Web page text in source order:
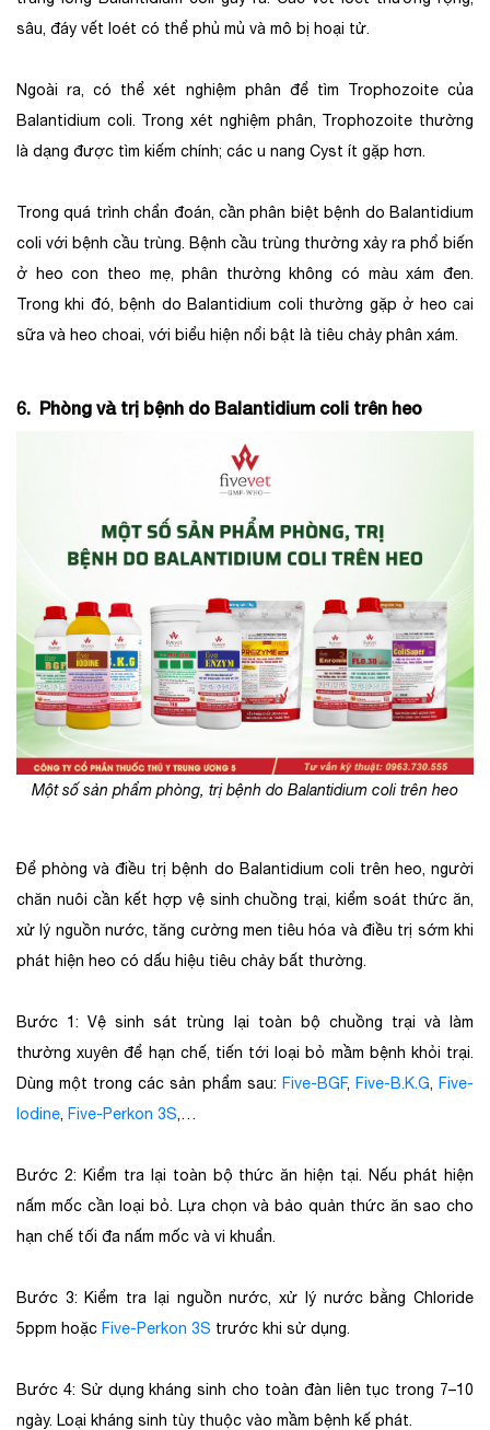
sâu, đáy vết loét có thể phủ mủ và mô bị hoại tử.
Ngoài ra, có thể xét nghiệm phân để tìm Trophozoite của
Balantidium coli. Trong xét nghiệm phân, Trophozoite thường
là dạng được tìm kiếm chính; các u nang Cyst ít gặp hơn.
Trong quá trình chẩn đoán, cần phân biệt bệnh do Balantidium
coli với bệnh cầu trùng. Bệnh cầu trùng thường xảy ra phổ biến
ở heo con theo mẹ, phân thường không có màu xám đen.
Trong khi đó, bệnh do Balantidium coli thường gặp ở heo cai
sữa và heo choai, với biểu hiện nổi bật là tiêu chảy phân xám.
6. Phòng và trị bệnh do Balantidium coli trên heo
Một số sản phẩm phòng, trị bệnh do Balantidium coli trên heo
Để phòng và điều trị bệnh do Balantidium coli trên heo, người
chăn nuôi cần kết hợp vệ sinh chuồng trại, kiểm soát thức ăn,
xử lý nguồn nước, tăng cường men tiêu hóa và điều trị sớm khi
phát hiện heo có dấu hiệu tiêu chảy bất thường.
Bước 1: Vệ sinh sát trùng lại toàn bộ chuồng trại và làm
thường xuyên để hạn chế, tiến tới loại bỏ mầm bệnh khỏi trại.
Dùng một trong các sản phẩm sau: Five-BGF, Five-B.K.G, Five-
Iodine, Five-Perkon 3S,…
Bước 2: Kiểm tra lại toàn bộ thức ăn hiện tại. Nếu phát hiện
nấm mốc cần loại bỏ. Lựa chọn và bảo quản thức ăn sao cho
hạn chế tối đa nấm mốc và vi khuẩn.
Bước 3: Kiểm tra lại nguồn nước, xử lý nước bằng Chloride
5ppm hoặc Five-Perkon 3S trước khi sử dụng.
Bước 4: Sử dụng kháng sinh cho toàn đàn liên tục trong 7–10
ngày. Loại kháng sinh tùy thuộc vào mầm bệnh kế phát.